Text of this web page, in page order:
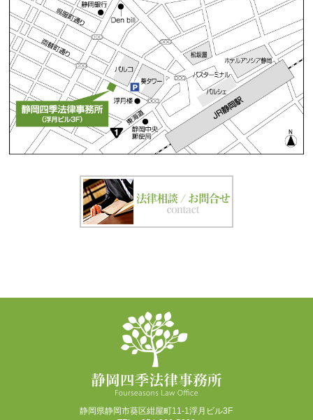
静岡県静岡市葵区紺屋町11-1浮月ビル3F